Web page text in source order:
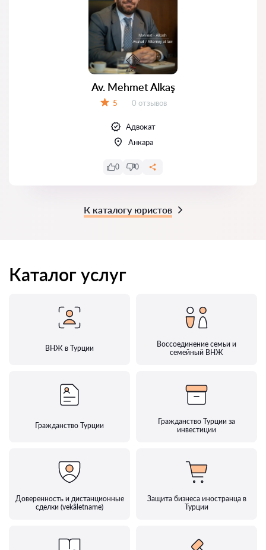
Av. Mehmet Alkaş
5 Отзывов:
0 отзывов
Адвокат
Анкара
0 0
К каталогу юристов
Каталог услуг
ВНЖ в Турции
Воссоединение семьи и
семейный ВНЖ
Гражданство Турции
Гражданство Турции за
инвестиции
Доверенность и дистанционные
сделки (vekâletname)
Защита бизнеса иностранца в
Турции